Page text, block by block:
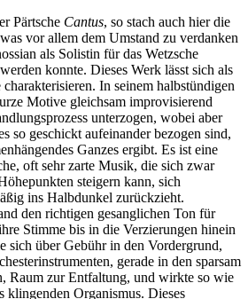
Pärtsche Cantus, so stach auch hier die
vor allem dem Umstand zu verdanken
als Solistin für das Wetzsche
konnte. Dieses Werk lässt sich als
In seinem halbstündigen
Motive gleichsam improvisierend
unterzogen, wobei aber
so geschickt aufeinander bezogen sind,
Ganzes ergibt. Es ist eine
oft sehr zarte Musik, die sich zwar
steigern kann, sich
ins Halbdunkel zurückzieht.
den richtigen gesanglichen Ton für
Stimme bis in die Verzierungen hinein
sich über Gebühr in den Vordergrund,
gerade in den sparsam
Raum zur Entfaltung, und wirkte so wie
klingenden Organismus. Dieses